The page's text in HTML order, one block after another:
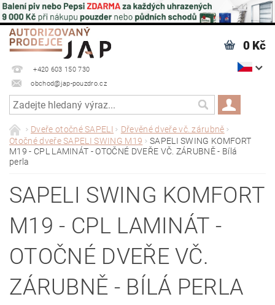
+420 603 150 730
obchod@jap-pouzdro.cz
0 Kč
Dveře otočné SAPELI
Dřevěné dveře vč. zárubně
Otočné dveře SAPELI SWING M19
SAPELI SWING KOMFORT
M19 - CPL LAMINÁT - OTOČNÉ DVEŘE VČ. ZÁRUBNĚ - Bílá
perla
SAPELI SWING KOMFORT
M19 - CPL LAMINÁT -
OTOČNÉ DVEŘE VČ.
ZÁRUBNĚ - BÍLÁ PERLA